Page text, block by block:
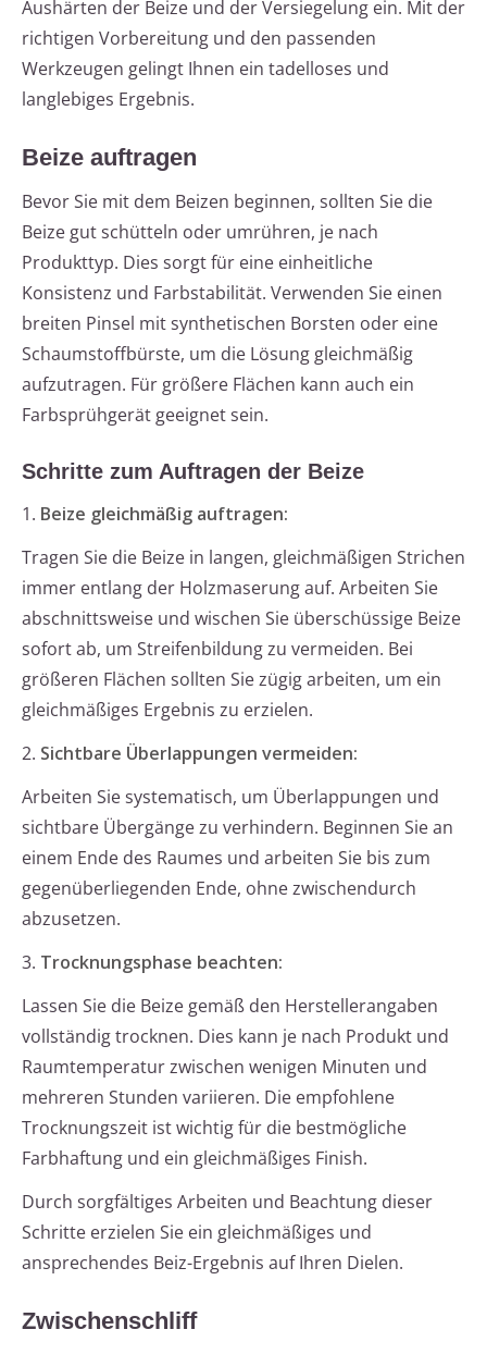
Aushärten der Beize und der Versiegelung ein. Mit der
richtigen Vorbereitung und den passenden
Werkzeugen gelingt Ihnen ein tadelloses und
langlebiges Ergebnis.
Beize auftragen
Bevor Sie mit dem Beizen beginnen, sollten Sie die
Beize gut schütteln oder umrühren, je nach
Produkttyp. Dies sorgt für eine einheitliche
Konsistenz und Farbstabilität. Verwenden Sie einen
breiten Pinsel mit synthetischen Borsten oder eine
Schaumstoffbürste, um die Lösung gleichmäßig
aufzutragen. Für größere Flächen kann auch ein
Farbsprühgerät geeignet sein.
Schritte zum Auftragen der Beize
1. Beize gleichmäßig auftragen:
Tragen Sie die Beize in langen, gleichmäßigen Strichen
immer entlang der Holzmaserung auf. Arbeiten Sie
abschnittsweise und wischen Sie überschüssige Beize
sofort ab, um Streifenbildung zu vermeiden. Bei
größeren Flächen sollten Sie zügig arbeiten, um ein
gleichmäßiges Ergebnis zu erzielen.
2. Sichtbare Überlappungen vermeiden:
Arbeiten Sie systematisch, um Überlappungen und
sichtbare Übergänge zu verhindern. Beginnen Sie an
einem Ende des Raumes und arbeiten Sie bis zum
gegenüberliegenden Ende, ohne zwischendurch
abzusetzen.
3. Trocknungsphase beachten:
Lassen Sie die Beize gemäß den Herstellerangaben
vollständig trocknen. Dies kann je nach Produkt und
Raumtemperatur zwischen wenigen Minuten und
mehreren Stunden variieren. Die empfohlene
Trocknungszeit ist wichtig für die bestmögliche
Farbhaftung und ein gleichmäßiges Finish.
Durch sorgfältiges Arbeiten und Beachtung dieser
Schritte erzielen Sie ein gleichmäßiges und
ansprechendes Beiz-Ergebnis auf Ihren Dielen.
Zwischenschliff